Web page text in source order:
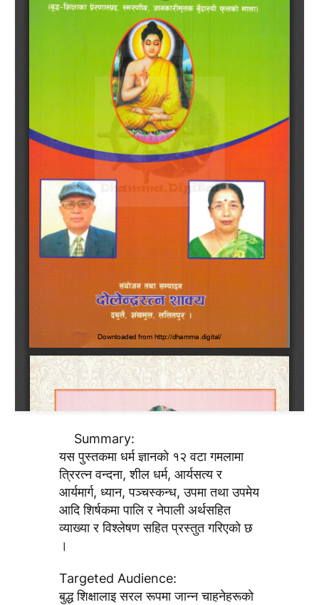
Summary:
यस पुस्तकमा धर्म ज्ञानकाे १२ वटा गमलामा
त्रिरत्न वन्दना, शील धर्म, आर्यसत्य र
आर्यमार्ग, ध्यान, पञ्चस्कन्ध, उपमा तथा उपमेय
आदि शिर्षकमा पालि र नेपाली अर्थसहित
व्याख्या र विश्लेषण सहित प्रस्तुत गरिएकाे छ
।
Targeted Audience:
बुद्ध शिक्षालाइ सरल रूपमा जान्न चाहनेहरूकाे